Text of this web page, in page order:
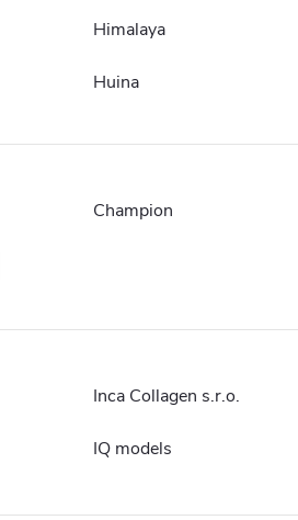
Himalaya
Huina
Champion
Inca Collagen s.r.o.
IQ models